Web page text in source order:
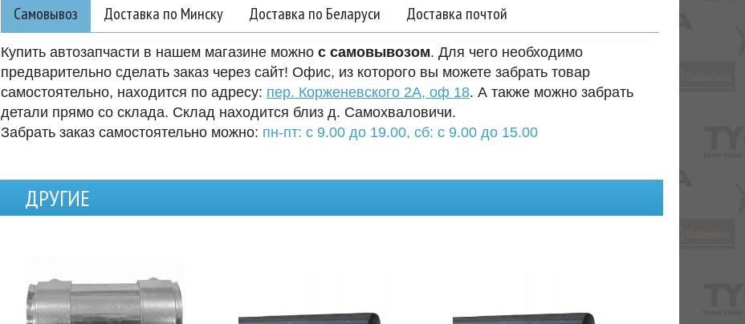
Самовывоз Доставка по Минску Доставка по Беларуси Доставка почтой
Купить автозапчасти в нашем магазине можно с самовывозом. Для чего необходимо
предварительно сделать заказ через сайт! Офис, из которого вы можете забрать товар
самостоятельно, находится по адресу: пер. Корженевского 2А, оф 18. А также можно забрать
детали прямо со склада. Склад находится близ д. Самохваловичи.
Забрать заказ самостоятельно можно: пн-пт: с 9.00 до 19.00, сб: с 9.00 до 15.00
ДРУГИЕ